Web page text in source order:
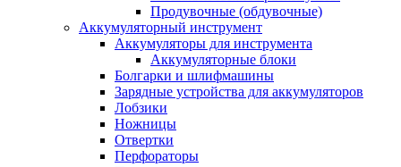
Продувочные (обдувочные)
Аккумуляторный инструмент
Аккумуляторы для инструмента
Аккумуляторные блоки
Болгарки и шлифмашины
Зарядные устройства для аккумуляторов
Лобзики
Ножницы
Отвертки
Перфораторы